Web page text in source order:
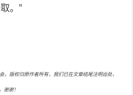
。”
版权归原作者所有，我们已在文章结尾注明出处，
谢谢！